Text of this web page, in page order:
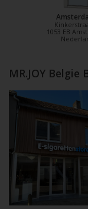
1053 EB
MR.JOY Belgie